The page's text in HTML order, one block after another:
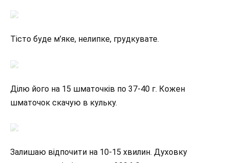
Тісто буде м’яке, нелипке, грудкувате.
Ділю його на 15 шматочків по 37-40 г. Кожен
шматочок скачую в кульку.
Залишаю відпочити на 10-15 хвилин. Духовку